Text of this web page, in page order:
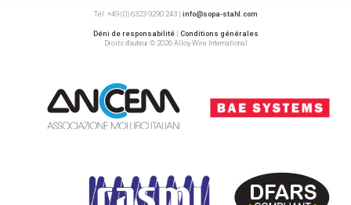
Tél: +49 (0) 6323 9290 243 | info@sopa-stahl.com
Déni de responsabilité| Conditions générales
Droits d’auteur © 2026 Alloy Wire International